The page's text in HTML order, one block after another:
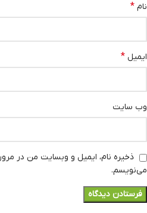
نام *
ایمیل *
وب‌ سایت
ذخیره نام، ایمیل و وبسایت من در
می‌نویسم.